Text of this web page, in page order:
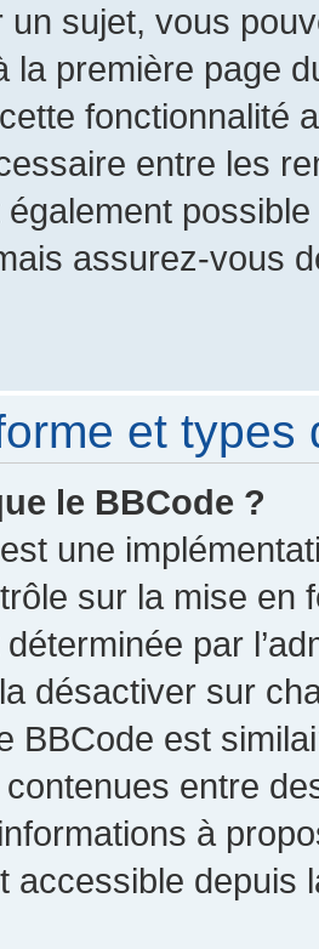
un sujet, vous
la première page
fonctionnalité
entre les
assurez-vous
et types
le BBCode ?
une
sur la mise en
par
désactiver sur
BBCode est
entre
à
accessible depuis